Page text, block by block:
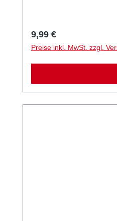
Regulärer Preis:
9,99 €
Preise inkl. MwSt. zzgl.